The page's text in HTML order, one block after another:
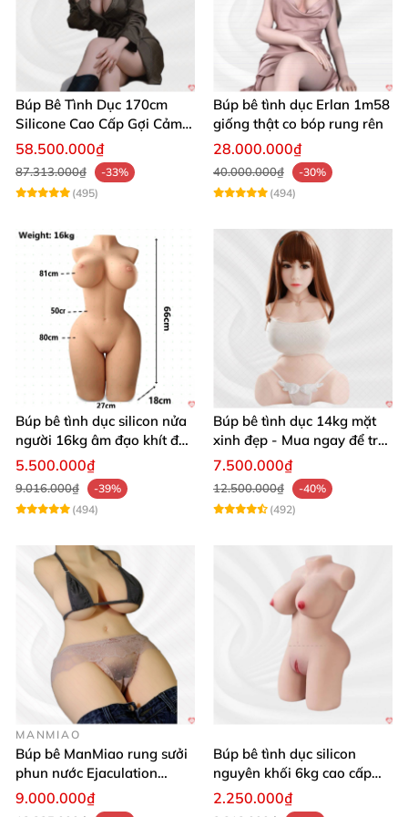
Búp Bê Tình Dục 170cm
Silicone Cao Cấp Gợi Cảm
Giống Thật
58.500.000₫
87.313.000₫
-33%
(495)
Búp bê tình dục Erlan 1m58
giống thật co bóp rung rên
28.000.000₫
40.000.000₫
-30%
(494)
Búp bê tình dục silicon nửa
người 16kg âm đạo khít độn
khung
5.500.000₫
9.016.000₫
-39%
(494)
Búp bê tình dục 14kg mặt
xinh đẹp - Mua ngay để trải
nghiệm
7.500.000₫
12.500.000₫
-40%
(492)
MANMIAO
Búp bê ManMiao rung sưởi
phun nước Ejaculation
Queen chuẩn
9.000.000₫
Búp bê tình dục silicon
nguyên khối 6kg cao cấp
giá rẻ sexy gợi cảm
2.250.000₫